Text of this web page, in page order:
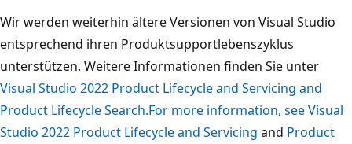
Wir werden weiterhin ältere Versionen von Visual Studio
entsprechend ihren Produktsupportlebenszyklus
unterstützen. Weitere Informationen finden Sie unter
Visual Studio 2022 Product Lifecycle and Servicing and
Product Lifecycle Search.For more information, see Visual
Studio 2022 Product Lifecycle and Servicing and Product